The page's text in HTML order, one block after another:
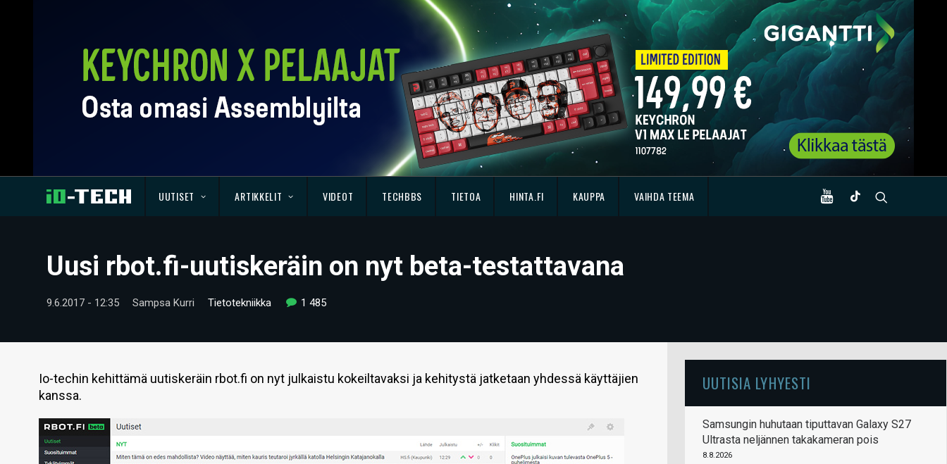
UUTISET ARTIKKELIT VIDEOT TECHBBS TIETOA HINTA.FI KAUPPA VAIHDA TEEMA
Uusi rbot.fi-uutiskeräin on nyt beta-testattavana
9.6.2017 - 12:35 Sampsa Kurri Tietotekniikka 1 485
Io-techin kehittämä uutiskeräin rbot.fi on nyt julkaistu kokeiltavaksi ja kehitystä jatketaan yhdessä käyttäjien
kanssa.
UUTISIA LYHYESTI
Samsungin huhutaan tiputtavan Galaxy S27
Ultrasta neljännen takakameran pois
8.8.2026